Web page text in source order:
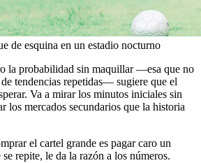
de esquina en un estadio nocturno
la probabilidad sin maquillar —esa que no
tendencias repetidas— sugiere que el
Va a mirar los minutos iniciales sin
los mercados secundarios que la historia
el cartel grande es pagar caro un
repite, le da la razón a los números.